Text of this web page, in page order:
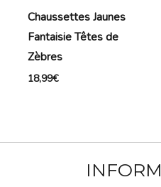
Chaussettes Jaunes
Fantaisie Têtes de
Zèbres
18,99€